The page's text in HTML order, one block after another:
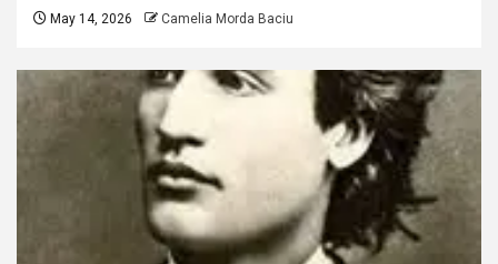
May 14, 2026 Camelia Morda Baciu